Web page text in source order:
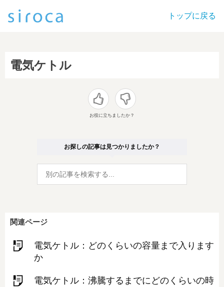
トップに戻る
電気ケトル
お役に立ちましたか？
お探しの記事は見つかりましたか？
関連ページ
電気ケトル：どのくらいの容量まで入ります
か
電気ケトル：沸騰するまでにどのくらいの時